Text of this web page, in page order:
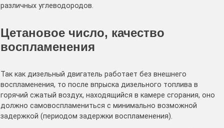
различных углеводородов.
Цетановое число, качество
воспламенения
Так как дизельный двигатель работает без внешнего
воспламенения, то после впрыска дизельного топлива в
горячий сжатый воздух, находящийся в камере сгорания, оно
должно самовоспламениться с минимально возможной
задержкой (периодом задержки воспламенения).